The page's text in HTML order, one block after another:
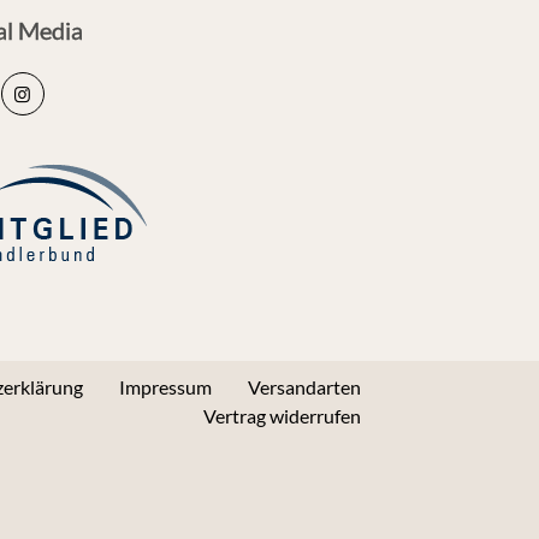
Media
Impressum
Versandarten
Vertrag widerrufen